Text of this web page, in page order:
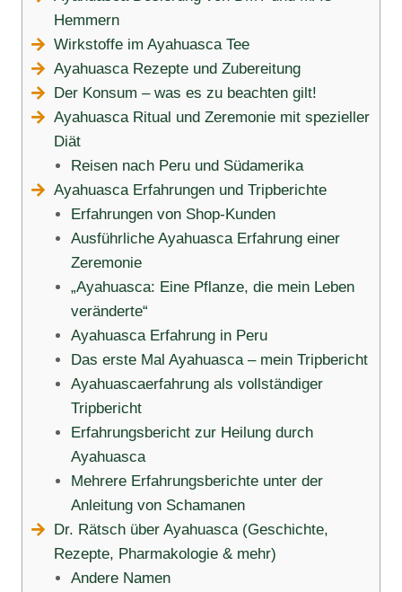
Hemmern
Wirkstoffe im Ayahuasca Tee
Ayahuasca Rezepte und Zubereitung
Der Konsum – was es zu beachten gilt!
Ayahuasca Ritual und Zeremonie mit spezieller
Diät
Reisen nach Peru und Südamerika
Ayahuasca Erfahrungen und Tripberichte
Erfahrungen von Shop-Kunden
Ausführliche Ayahuasca Erfahrung einer
Zeremonie
„Ayahuasca: Eine Pflanze, die mein Leben
veränderte“
Ayahuasca Erfahrung in Peru
Das erste Mal Ayahuasca – mein Tripbericht
Ayahuascaerfahrung als vollständiger
Tripbericht
Erfahrungsbericht zur Heilung durch
Ayahuasca
Mehrere Erfahrungsberichte unter der
Anleitung von Schamanen
Dr. Rätsch über Ayahuasca (Geschichte,
Rezepte, Pharmakologie & mehr)
Andere Namen